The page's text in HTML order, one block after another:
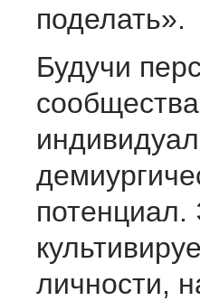
поделать».
Будучи
личности,